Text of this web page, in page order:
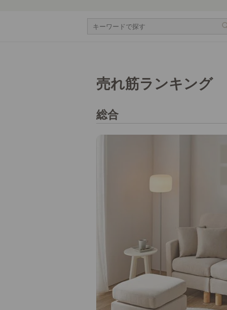
売れ筋ランキング
総合